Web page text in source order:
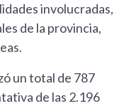
involucradas,
de la provincia,
un total de 787
de las 2.196